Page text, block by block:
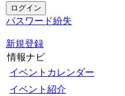
パスワード紛失
新規登録
情報ナビ
イベントカレンダー
イベント紹介